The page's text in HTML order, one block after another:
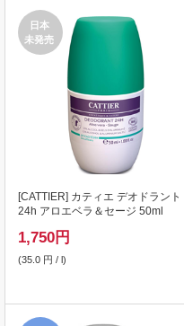
日本
未発売
[CATTIER] カティエ デオドラント
24h アロエベラ＆セージ 50ml
1,750円
(35.0 円 / l)